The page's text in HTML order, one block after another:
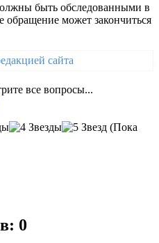
быть обследованными в
может закончиться
сайта
все вопросы...
(Пока
0